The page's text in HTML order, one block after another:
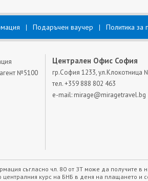
Подаръчен ваучер Политика за
№5100
Централен Офис София
гр.София 1233, ул.Клокотница
тел. +359 888 802 463
e-mail: mirage@miragetravel.bg
съгласно чл. 80 от ЗТ може да получите
курс на БНБ в деня на плащането и